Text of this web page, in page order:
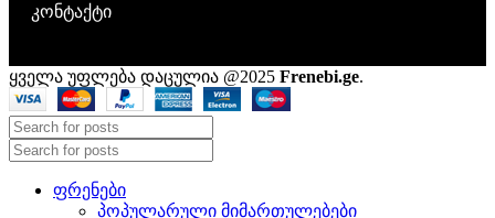
კონტაქტი
ყველა უფლება დაცულია @2025 Frenebi.ge.
ᲤᲠᲔᲜᲔᲑᲘ
ᲞᲝᲞᲣᲚᲐᲠᲣᲚᲘ ᲛᲘᲛᲐᲠᲗᲣᲚᲔᲑᲔᲑᲘ